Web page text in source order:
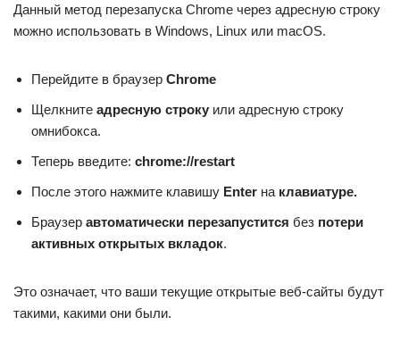
Данный метод перезапуска Chrome через адресную строку
можно использовать в Windows, Linux или macOS.
Перейдите в браузер Chrome
Щелкните адресную строку или адресную строку
омнибокса.
Теперь введите: chrome://restart
После этого нажмите клавишу Enter на клавиатуре.
Браузер автоматически перезапустится без потери
активных открытых вкладок.
Это означает, что ваши текущие открытые веб-сайты будут
такими, какими они были.